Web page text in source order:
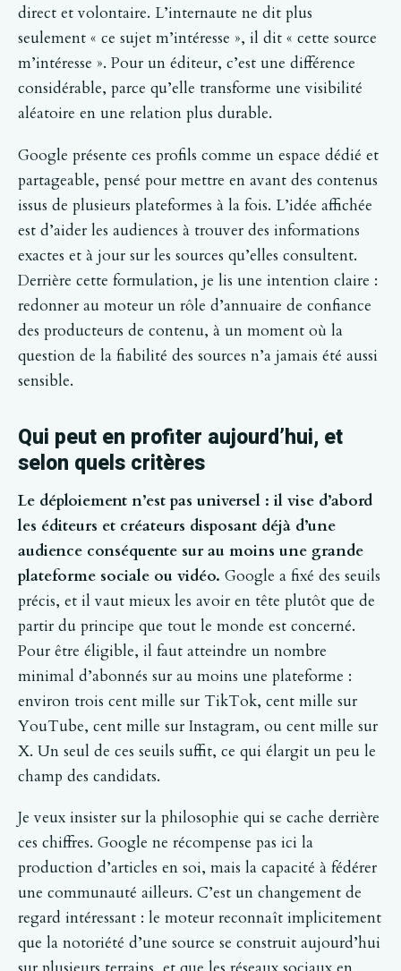
direct et volontaire. L’internaute ne dit plus
seulement « ce sujet m’intéresse », il dit « cette source
m’intéresse ». Pour un éditeur, c’est une différence
considérable, parce qu’elle transforme une visibilité
aléatoire en une relation plus durable.
Google présente ces profils comme un espace dédié et
partageable, pensé pour mettre en avant des contenus
issus de plusieurs plateformes à la fois. L’idée affichée
est d’aider les audiences à trouver des informations
exactes et à jour sur les sources qu’elles consultent.
Derrière cette formulation, je lis une intention claire :
redonner au moteur un rôle d’annuaire de confiance
des producteurs de contenu, à un moment où la
question de la fiabilité des sources n’a jamais été aussi
sensible.
Qui peut en profiter aujourd’hui, et
selon quels critères
Le déploiement n’est pas universel : il vise d’abord
les éditeurs et créateurs disposant déjà d’une
audience conséquente sur au moins une grande
plateforme sociale ou vidéo. Google a fixé des seuils
précis, et il vaut mieux les avoir en tête plutôt que de
partir du principe que tout le monde est concerné.
Pour être éligible, il faut atteindre un nombre
minimal d’abonnés sur au moins une plateforme :
environ trois cent mille sur TikTok, cent mille sur
YouTube, cent mille sur Instagram, ou cent mille sur
X. Un seul de ces seuils suffit, ce qui élargit un peu le
champ des candidats.
Je veux insister sur la philosophie qui se cache derrière
ces chiffres. Google ne récompense pas ici la
production d’articles en soi, mais la capacité à fédérer
une communauté ailleurs. C’est un changement de
regard intéressant : le moteur reconnaît implicitement
que la notoriété d’une source se construit aujourd’hui